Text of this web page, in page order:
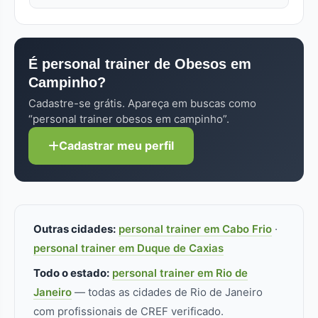
médica.
Aulas online ou em grupo (2 a 4 alunos) custam
40% a 60% do valor presencial individual. Cada
atendimento disponíveis.
formação/especialização adicional faz diferença
real.
É personal trainer de Obesos em
Campinho?
Cadastre-se grátis. Apareça em buscas como
“personal trainer obesos em campinho”.
Cadastrar meu perfil
Outras cidades: personal trainer em Cabo Frio ·
personal trainer em Duque de Caxias
Todo o estado: personal trainer em Rio de
Janeiro — todas as cidades de Rio de Janeiro
com profissionais de CREF verificado.